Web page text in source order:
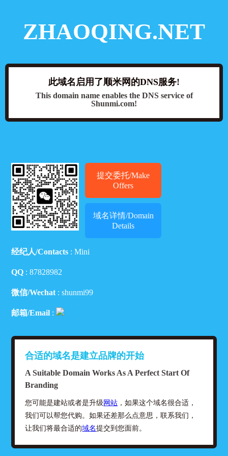
ZHAOQING.NET
此域名启用了顺米网的DNS服务!
This domain name enables the DNS service of
Shunmi.com!
提交委托/Make
Offers
域名详情/Domain
Details
经纪人/Contacts : Mini
QQ :87828982
微信/Wechat : shunmi99
邮箱/Email :
合适的域名是建立品牌的开始
A Suitable Domain Works As A Perfect Start Of
Branding
您可能是建站或者是升级 网站 ，如果这个域名很合适，
我们可以帮您代购。如果还差那么点意思，联系我们，
让我们将最合适的域名提交到您面前。